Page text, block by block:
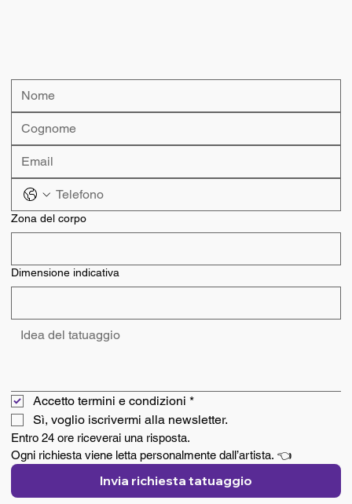
Zona del corpo
Dimensione indicativa
Accetto termini e condizioni *
Sì, voglio iscrivermi alla newsletter.
Entro 24 ore riceverai una risposta.
Ogni richiesta viene letta personalmente dall’artista. 👈
Invia richiesta tatuaggio